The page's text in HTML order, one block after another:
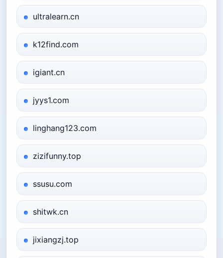
ultralearn.cn
k12find.com
igiant.cn
jyys1.com
linghang123.com
zizifunny.top
ssusu.com
shitwk.cn
jixiangzj.top